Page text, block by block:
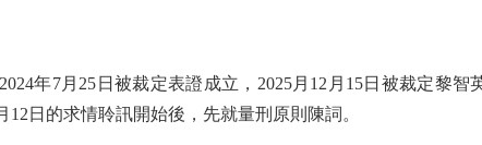
年7月25日被裁定表證成立，2025月12月15日被裁定黎智
日的求情聆訊開始後，先就量刑原則陳詞。